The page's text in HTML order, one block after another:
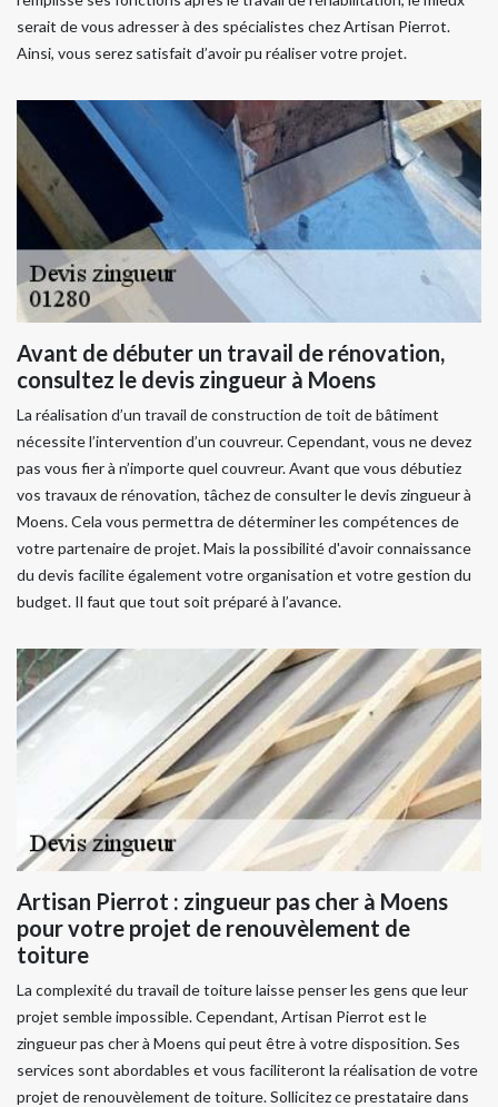
serait de vous adresser à des spécialistes chez Artisan Pierrot.
Ainsi, vous serez satisfait d’avoir pu réaliser votre projet.
Avant de débuter un travail de rénovation,
consultez le devis zingueur à Moens
La réalisation d’un travail de construction de toit de bâtiment
nécessite l’intervention d’un couvreur. Cependant, vous ne devez
pas vous fier à n’importe quel couvreur. Avant que vous débutiez
vos travaux de rénovation, tâchez de consulter le devis zingueur à
Moens. Cela vous permettra de déterminer les compétences de
votre partenaire de projet. Mais la possibilité d'avoir connaissance
du devis facilite également votre organisation et votre gestion du
budget. Il faut que tout soit préparé à l’avance.
Artisan Pierrot : zingueur pas cher à Moens
pour votre projet de renouvèlement de
toiture
La complexité du travail de toiture laisse penser les gens que leur
projet semble impossible. Cependant, Artisan Pierrot est le
zingueur pas cher à Moens qui peut être à votre disposition. Ses
services sont abordables et vous faciliteront la réalisation de votre
projet de renouvèlement de toiture. Sollicitez ce prestataire dans